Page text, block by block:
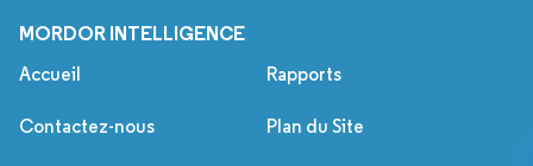
MORDOR INTELLIGENCE
Accueil Rapports
Contactez-nous Plan du Site